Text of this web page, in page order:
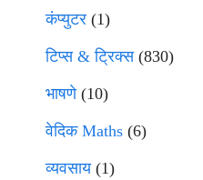
कंप्युटर (1)
टिप्स & ट्रिक्स(830)
भाषणे(10)
वेदिक Maths (6)
व्यवसाय(1)